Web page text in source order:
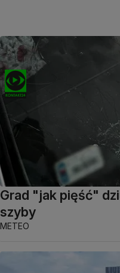
Grad "jak pięść"
szyby
METEO